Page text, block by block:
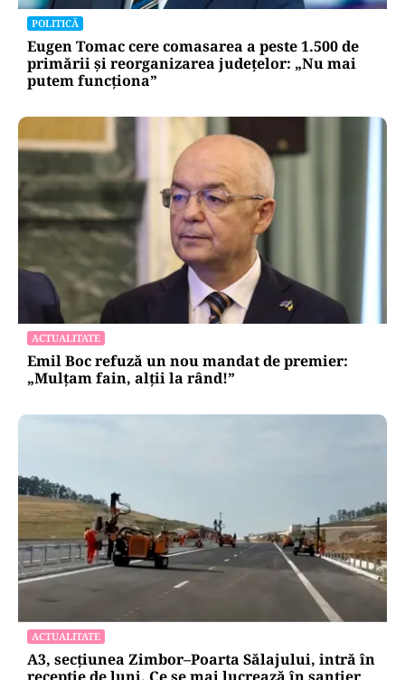
POLITICĂ
Eugen Tomac cere comasarea a peste 1.500 de
primării și reorganizarea județelor: „Nu mai
putem funcționa”
ACTUALITATE
Emil Boc refuză un nou mandat de premier:
„Mulțam fain, alții la rând!”
ACTUALITATE
A3, secțiunea Zimbor–Poarta Sălajului, intră în